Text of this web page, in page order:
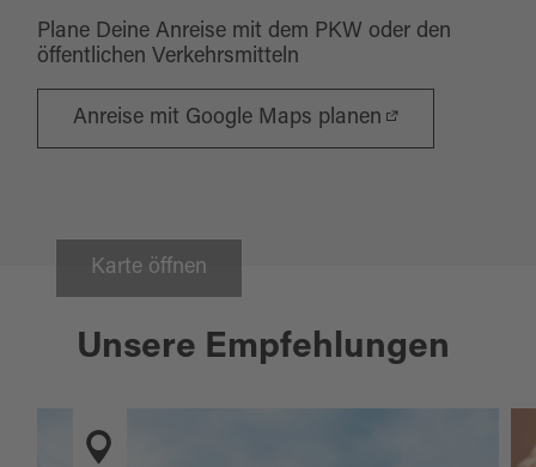
Plane Deine Anreise mit dem PKW oder den
öffentlichen Verkehrsmitteln
Anreise mit Google Maps planen
Karte öffnen
Unsere Empfehlungen